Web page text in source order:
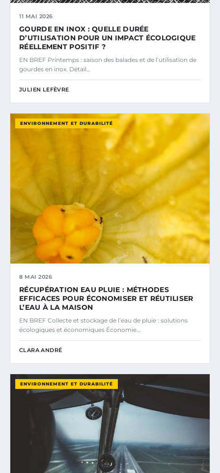
11 MAI 2026
GOURDE EN INOX : QUELLE DURÉE
D’UTILISATION POUR UN IMPACT ÉCOLOGIQUE
RÉELLEMENT POSITIF ?
EN BREF Printemps : saison des balades et de l’utilisation de
gourdes en inox. Détail…
JULIEN LEFÈVRE
ENVIRONNEMENT ET DURABILITÉ
8 MAI 2026
RÉCUPÉRATION EAU PLUIE : MÉTHODES
EFFICACES POUR ÉCONOMISER ET RÉUTILISER
L’EAU À LA MAISON
EN BREF Collecte et stockage de l’eau de pluie : solutions
écologiques et économiques Économie…
CLARA ANDRÉ
ENVIRONNEMENT ET DURABILITÉ